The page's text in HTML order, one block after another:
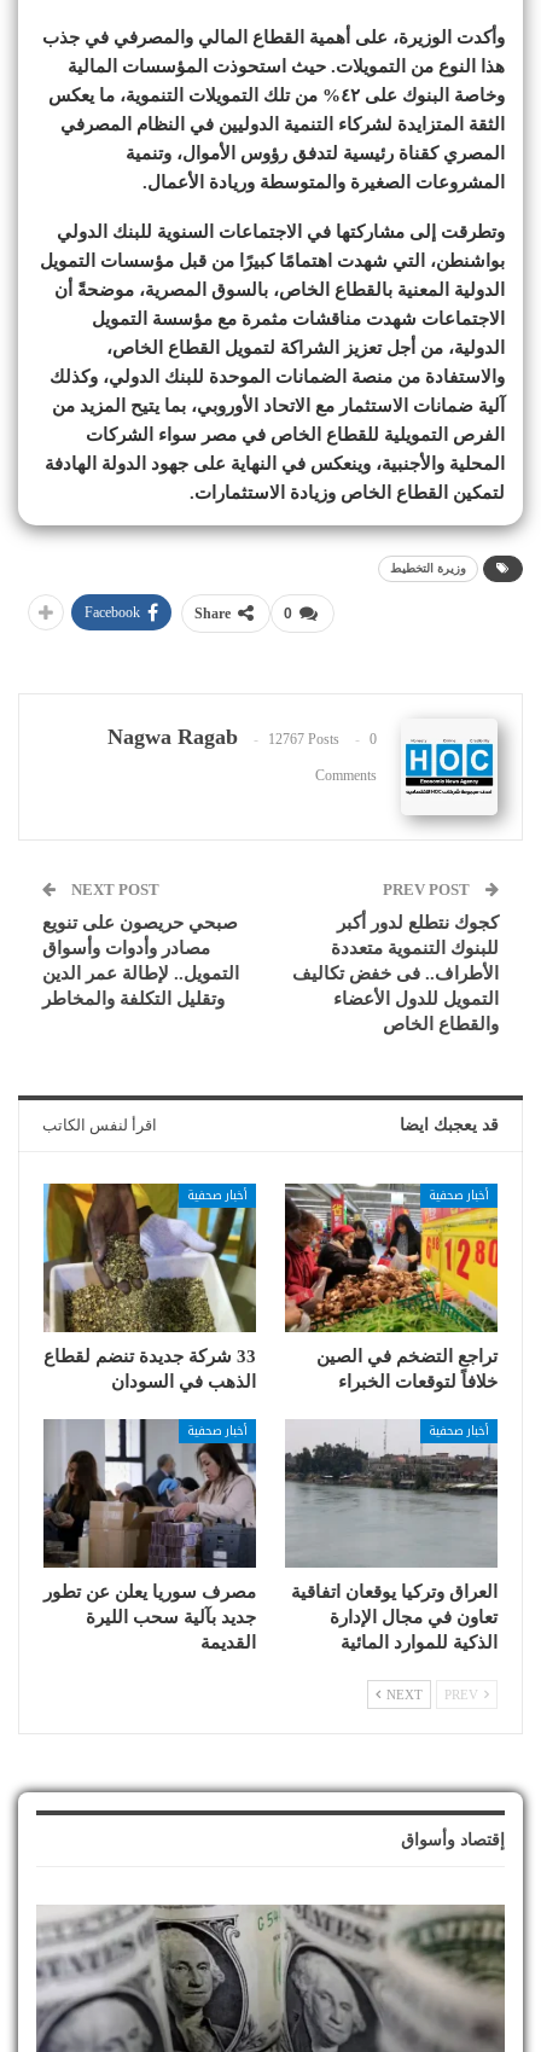
وأكدت الوزيرة، على أهمية القطاع المالي والمصرفي في جذب
هذا النوع من التمويلات. حيث استحوذت المؤسسات المالية
وخاصة البنوك على ٤٢% من تلك التمويلات التنموية، ما يعكس
الثقة المتزايدة لشركاء التنمية الدوليين في النظام المصرفي
المصري كقناة رئيسية لتدفق رؤوس الأموال، وتنمية
المشروعات الصغيرة والمتوسطة وريادة الأعمال.
وتطرقت إلى مشاركتها في الاجتماعات السنوية للبنك الدولي
بواشنطن، التي شهدت اهتمامًا كبيرًا من قبل مؤسسات التمويل
الدولية المعنية بالقطاع الخاص، بالسوق المصرية، موضحةً أن
الاجتماعات شهدت مناقشات مثمرة مع مؤسسة التمويل
الدولية، من أجل تعزيز الشراكة لتمويل القطاع الخاص،
والاستفادة من منصة الضمانات الموحدة للبنك الدولي، وكذلك
آلية ضمانات الاستثمار مع الاتحاد الأوروبي، بما يتيح المزيد من
الفرص التمويلية للقطاع الخاص في مصر سواء الشركات
المحلية والأجنبية، وينعكس في النهاية على جهود الدولة الهادفة
لتمكين القطاع الخاص وزيادة الاستثمارات.
وزيرة التخطيط
0
Share
Facebook
Nagwa Ragab 12767 Posts 0
Comments
كجوك نتطلع لدور أكبر
للبنوك التنموية متعددة
الأطراف.. فى خفض تكاليف
التمويل للدول الأعضاء
والقطاع الخاص
NEXT POST
صبحي حريصون على تنويع
مصادر وأدوات وأسواق
التمويل.. لإطالة عمر الدين
وتقليل التكلفة والمخاطر
قد يعجبك ايضا اقرأ لنفس الكاتب
أخبار صحفية
تراجع التضخم في الصين
خلافاً لتوقعات الخبراء
أخبار صحفية
33 شركة جديدة تنضم لقطاع
الذهب في السودان
أخبار صحفية
العراق وتركيا يوقعان اتفاقية
تعاون في مجال الإدارة
الذكية للموارد المائية
أخبار صحفية
مصرف سوريا يعلن عن تطور
جديد بآلية سحب الليرة
القديمة
NEXT
إقتصاد وأسواق